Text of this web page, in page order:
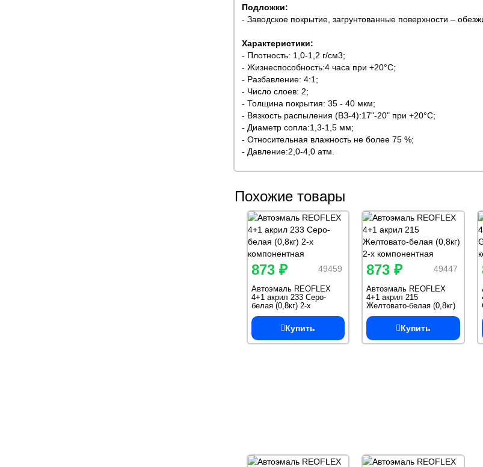
Подложки:
- Заводское покрытие, загрунтованные поверхности –
Характеристики:
- Плотность: 1,0-1,2 г/см3;
- Жизнеспособность:4 часа при +20°С;
- Разбавление: 4:1;
- Число слоев: 2;
- Толщина покрытия: 35 - 40 мкм;
- Вязкость распыления (ВЗ-4):17"-20" при +20°С;
- Диаметр сопла:1,3-1,5 мм;
- Относительная влажность не более 75 %;
- Давление:2,0-4,0 атм.
Похожие товары
49459
873 ₽
Автоэмаль REOFLEX
4+1 акрил 233 Серо-
белая (0,8кг) 2-х
компонентная
Купить
49447
873 ₽
Автоэмаль REOFLEX
4+1 акрил 215
Желтовато-белая (0,8кг)
2-х компонентная
Купить